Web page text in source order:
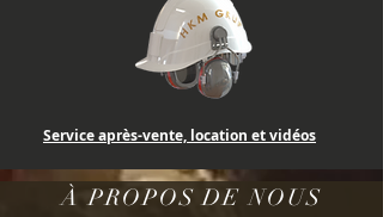
Service après-vente, location et vidéos
À PROPOS DE NOUS